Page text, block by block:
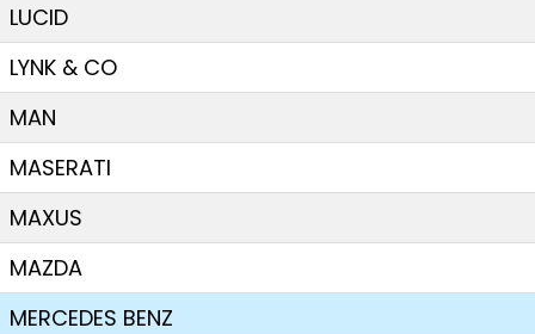
LUCID
LYNK & CO
MAN
MASERATI
MAXUS
MAZDA
MERCEDES BENZ